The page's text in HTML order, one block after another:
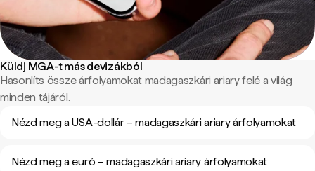
Küldj MGA-t más devizákból
Hasonlíts össze árfolyamokat madagaszkári ariary felé a világ
minden tájáról.
Nézd meg a USA-dollár – madagaszkári ariary árfolyamokat
Nézd meg a euró – madagaszkári ariary árfolyamokat